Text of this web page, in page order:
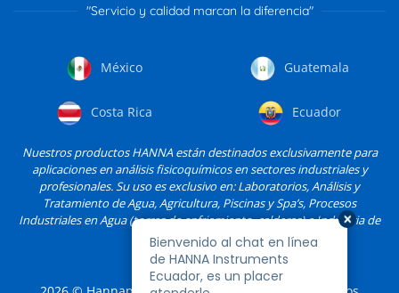
"Servicio y calidad marcan la diferencia"
México Guatemala
Costa Rica Ecuador
Nuestros productos HANNA están destinados exclusivamente para
aplicaciones en análisis fisicoquímicos en sectores industriales y
profesionales. Su uso es exclusivo en: Laboratorios, Análisis y
Tratamiento de Agua, Agricultura, Piscinas y Spa’s, Procesos
Industriales en Agua (torres de enfriamiento, calderas) e Industria de
Alimentos, entre otros.